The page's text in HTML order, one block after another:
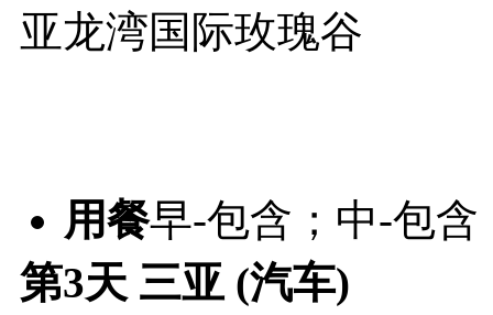
亚龙湾国际玫瑰谷
用餐早-包含；中-包
第3天 三亚 (汽车)